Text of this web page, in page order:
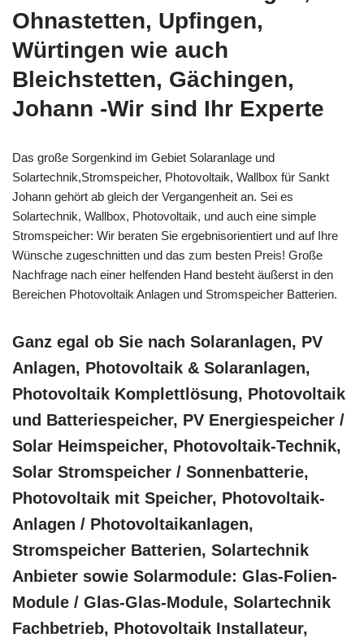
Ohnastetten, Upfingen,
Würtingen wie auch
Bleichstetten, Gächingen,
Johann -Wir sind Ihr Experte
Das große Sorgenkind im Gebiet Solaranlage und
Solartechnik,Stromspeicher, Photovoltaik, Wallbox für Sankt
Johann gehört ab gleich der Vergangenheit an. Sei es
Solartechnik, Wallbox, Photovoltaik, und auch eine simple
Stromspeicher: Wir beraten Sie ergebnisorientiert und auf Ihre
Wünsche zugeschnitten und das zum besten Preis! Große
Nachfrage nach einer helfenden Hand besteht äußerst in den
Bereichen Photovoltaik Anlagen und Stromspeicher Batterien.
Ganz egal ob Sie nach Solaranlagen, PV
Anlagen, Photovoltaik & Solaranlagen,
Photovoltaik Komplettlösung, Photovoltaik
und Batteriespeicher, PV Energiespeicher /
Solar Heimspeicher, Photovoltaik-Technik,
Solar Stromspeicher / Sonnenbatterie,
Photovoltaik mit Speicher, Photovoltaik-
Anlagen / Photovoltaikanlagen,
Stromspeicher Batterien, Solartechnik
Anbieter sowie Solarmodule: Glas-Folien-
Module / Glas-Glas-Module, Solartechnik
Fachbetrieb, Photovoltaik Installateur,